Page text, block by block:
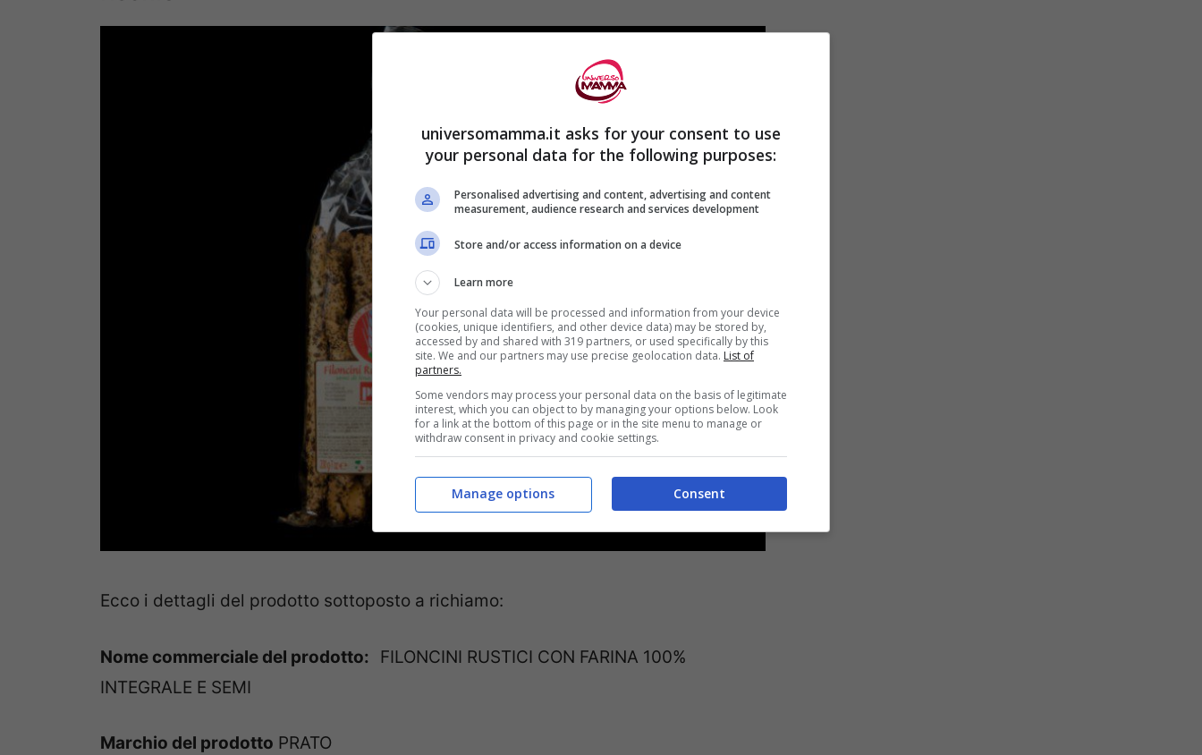
Ecco i dettagli del prodotto sottoposto a richiamo:
Nome commerciale del prodotto: FILONCINI RUSTICI CON FARINA 100%
INTEGRALE E SEMI
Marchio del prodotto PRATO
universomamma.it asks for your consent to use
your personal data for the following purposes:
Personalised advertising and content, advertising and content
measurement, audience research and services development
Store and/or access information on a device
Learn more
Your personal data will be processed and information from your device
(cookies, unique identifiers, and other device data) may be stored by,
accessed by and shared with 319 partners, or used specifically by this
site. We and our partners may use precise geolocation data. List of
partners.
Some vendors may process your personal data on the basis of legitimate
interest, which you can object to by managing your options below. Look
for a link at the bottom of this page or in the site menu to manage or
withdraw consent in privacy and cookie settings.
Consent
Manage options